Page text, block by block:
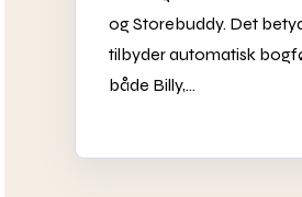
og Storebuddy. Det
tilbyder automatisk
både Billy,...